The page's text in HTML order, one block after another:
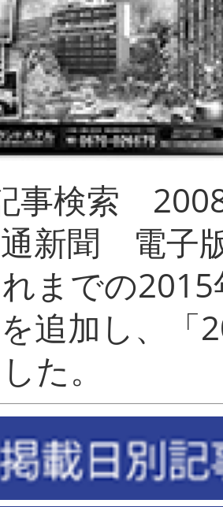
事検索
新聞 電子
までの
追加し、「
まし